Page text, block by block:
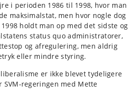
i perioden 1986 til 1998, hvor man
maksimalstat, men hvor nogle dog
holdt man op med det sidste og
status quo administratorer,
og afregulering, men aldrig
eller mindre styring.
liberalisme er ikke blevet tydeligere
SVM-regeringen med Mette